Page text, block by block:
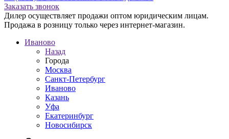
Заказать звонок
Дилер осуществляет продажи оптом юридическим лицам.
Продажа в розницу только через интернет-магазин.
Иваново
Назад
Города
Москва
Санкт-Петербург
Иваново
Казань
Уфа
Екатеринбург
Новосибирск